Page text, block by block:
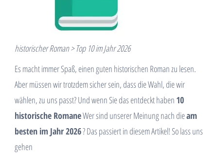
historischer Roman > Top 10 im Jahr 2026
Es macht immer Spaß, einen guten historischen Roman zu lesen.
Aber müssen wir trotzdem sicher sein, dass die Wahl, die wir
wählen, zu uns passt? Und wenn Sie das entdeckt haben 10
historische RomaneWer sind unserer Meinung nach dieam
besten im Jahr 2026? Das passiert in diesem Artikel! So lass uns
gehen